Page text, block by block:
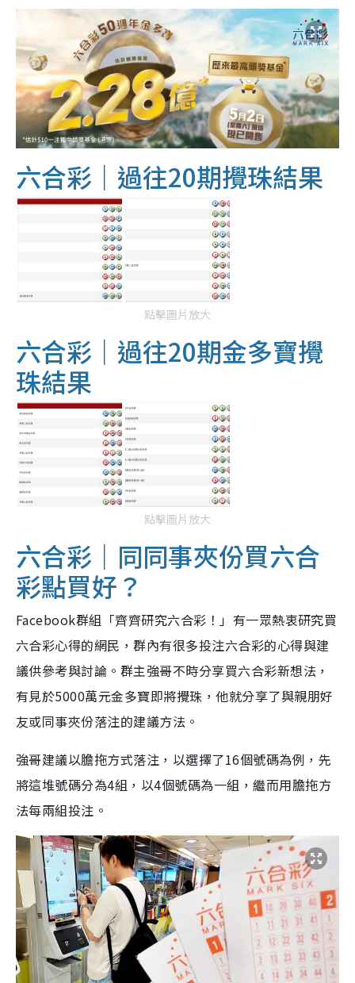
六合彩｜過往20期攪珠結果
點擊圖片放大
六合彩｜過往20期金多寶攪
珠結果
點擊圖片放大
六合彩｜同同事夾份買六合
彩點買好？
Facebook群組「齊齊研究六合彩！」有一眾熱衷研究買
六合彩心得的網民，群內有很多投注六合彩的心得與建
議供參考與討論。群主強哥不時分享買六合彩新想法，
有見於5000萬元金多寶即將攪珠，他就分享了與親朋好
友或同事夾份落注的建議方法。
強哥建議以膽拖方式落注，以選擇了16個號碼為例，先
將這堆號碼分為4組，以4個號碼為一組，繼而用膽拖方
法每兩組投注。